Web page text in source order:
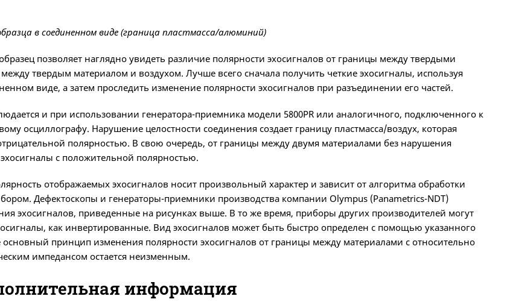
в соединенном виде (граница пластмасса/алюминий)
позволяет наглядно увидеть различие полярности эхосигналов от границы между твердыми
твердым материалом и воздухом. Лучше всего сначала получить четкие эхосигналы, используя
виде, а затем проследить изменение полярности эхосигналов при разъединении его частей.
и при использовании генератора-приемника модели 5800PR или аналогичного, подключенного к
осциллографу. Нарушение целостности соединения создает границу пластмасса/воздух, которая
полярностью. В свою очередь, от границы между двумя материалами без нарушения
с положительной полярностью.
отображаемых эхосигналов носит произвольный характер и зависит от алгоритма обработки
Дефектоскопы и генераторы-приемники производства компании Olympus (Panametrics-NDT)
эхосигналов, приведенные на рисунках выше. В то же время, приборы других производителей могут
как инвертированные. Вид эхосигналов может быть быстро определен с помощью указанного
принцип изменения полярности эхосигналов от границы между материалами с относительно
импедансом остается неизменным.
информация